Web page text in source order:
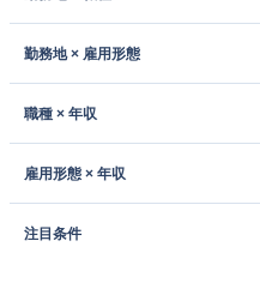
勤務地 × 雇用形態
職種 × 年収
雇用形態 × 年収
注目条件